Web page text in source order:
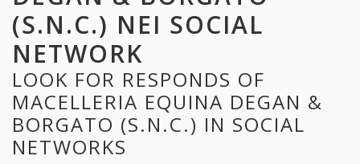
(S.N.C.) NEI SOCIAL
NETWORK
LOOK FOR RESPONDS OF
MACELLERIA EQUINA DEGAN &
BORGATO (S.N.C.) IN SOCIAL
NETWORKS